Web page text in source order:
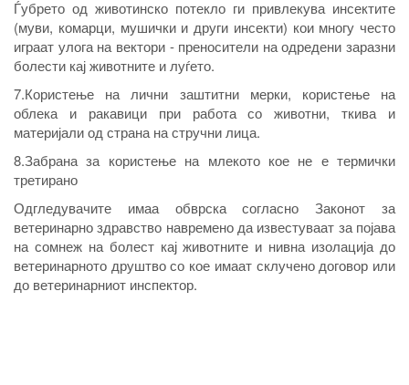
Ѓубрето од животинско потекло ги привлекува инсектите
(муви, комарци, мушички и други инсекти) кои многу често
играат улога на вектори - преносители на одредени заразни
болести кај животните и луѓето.
7.Користење на лични заштитни мерки, користење на
облека и ракавици при работа со животни, ткива и
материјали од страна на стручни лица.
8.Забрана за користење на млекото кое не е термички
третирано
Одгледувачите имаа обврска согласно Законот за
ветеринарно здравство навремено да известуваат за појава
на сомнеж на болест кај животните и нивна изолација до
ветеринарното друштво со кое имаат склучено договор или
до ветеринарниот инспектор.